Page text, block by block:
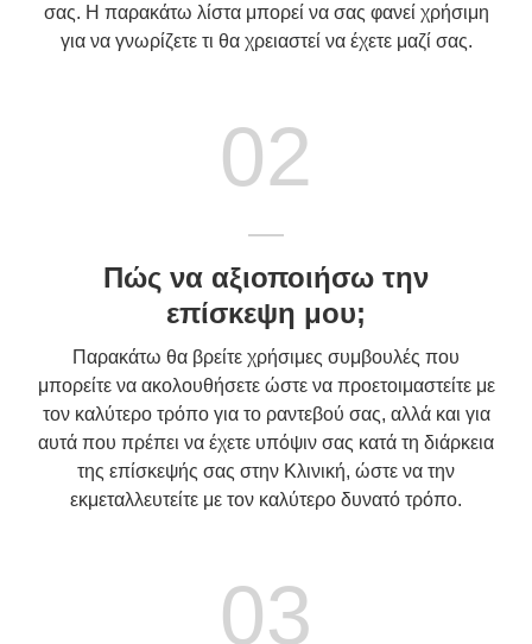
σας. Η παρακάτω λίστα μπορεί να σας φανεί χρήσιμη
για να γνωρίζετε τι θα χρειαστεί να έχετε μαζί σας.
02
Πώς να αξιοποιήσω την
επίσκεψη μου;
Παρακάτω θα βρείτε χρήσιμες συμβουλές που
μπορείτε να ακολουθήσετε ώστε να προετοιμαστείτε με
τον καλύτερο τρόπο για το ραντεβού σας, αλλά και για
αυτά που πρέπει να έχετε υπόψιν σας κατά τη διάρκεια
της επίσκεψής σας στην Κλινική, ώστε να την
εκμεταλλευτείτε με τον καλύτερο δυνατό τρόπο.
03